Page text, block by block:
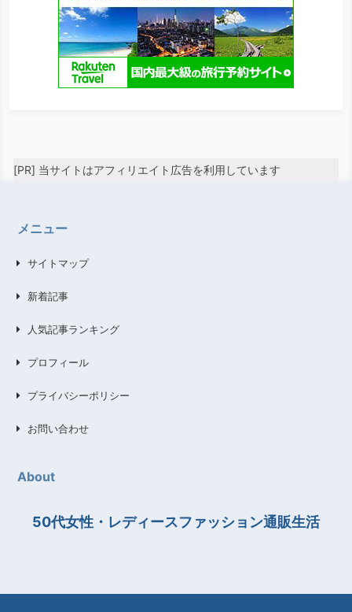
[PR] 当サイトはアフィリエイト広告を利用しています
メニュー
サイトマップ
新着記事
人気記事ランキング
プロフィール
プライバシーポリシー
お問い合わせ
About
50代女性・レディースファッション通販生活